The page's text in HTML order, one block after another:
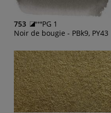
753
PG 1
Noir de bougie - PBk9, PY43